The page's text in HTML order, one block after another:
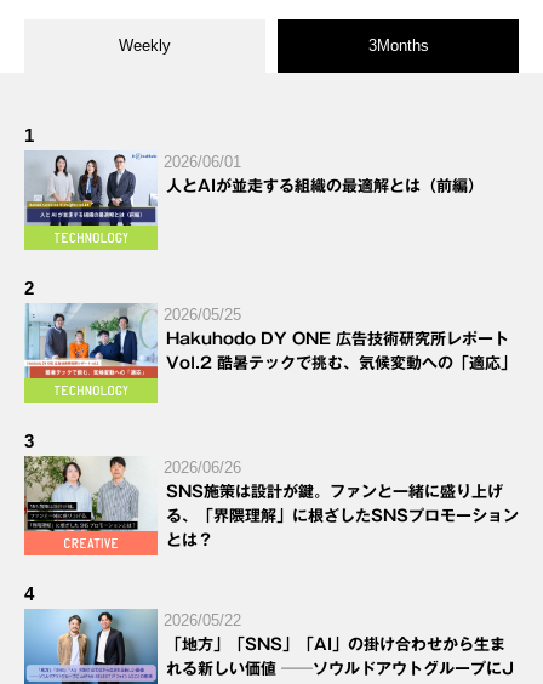
Weekly 3Months
1
2026/06/01
人とAIが並走する組織の最適解とは（前編）
2
2026/05/25
Hakuhodo DY ONE 広告技術研究所レポート
Vol.2 酷暑テックで挑む、気候変動への「適応」
3
2026/06/26
SNS施策は設計が鍵。ファンと一緒に盛り上げ
る、「界隈理解」に根ざしたSNSプロモーション
とは？
4
2026/05/22
「地方」「SNS」「AI」の掛け合わせから生ま
れる新しい価値 ──ソウルドアウトグループにJ